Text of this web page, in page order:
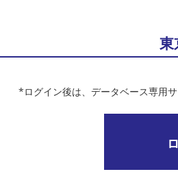
東
*ログイン後は、データベース専用